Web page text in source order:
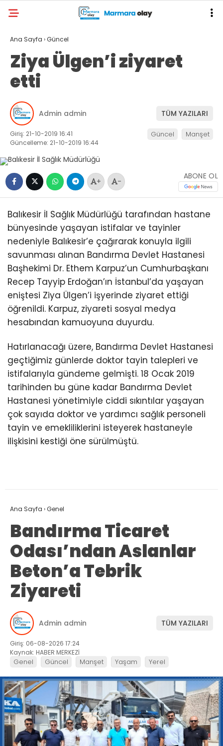
Ana Sayfa ›Güncel
Ziya Ülgen’i ziyaret
etti
Admin admin TÜM YAZILARI
Giriş: 21-10-2019 16:41
Güncelleme: 21-10-2019 16:44
Güncel Manşet
+ -
ABONE OL
Balıkesir İl Sağlık Müdürlüğü tarafından hastane
bünyesinde yaşayan istifalar ve tayinler
nedeniyle Balıkesir’e çağırarak konuyla ilgili
savunması alınan Bandırma Devlet Hastanesi
Başhekimi Dr. Ethem Karpuz’un Cumhurbaşkanı
Recep Tayyip Erdoğan’ın İstanbul’da yaşayan
eniştesi Ziya Ülgen’i işyerinde ziyaret ettiği
öğrenildi. Karpuz, ziyareti sosyal medya
hesabından kamuoyuna duyurdu.
Hatırlanacağı üzere, Bandırma Devlet Hastanesi
geçtiğimiz günlerde doktor tayin talepleri ve
istifalarıyla gündeme gelmişti. 18 Ocak 2019
tarihinden bu güne kadar Bandırma Devlet
Hastanesi yönetimiyle ciddi sıkıntılar yaşayan
çok sayıda doktor ve yardımcı sağlık personeli
tayin ve emekliliklerini isteyerek hastaneyle
ilişkisini kestiği öne sürülmüştü.
Ana Sayfa ›Genel
Bandırma Ticaret
Odası’ndan Aslanlar
Beton’a Tebrik
Ziyareti
Admin admin TÜM YAZILARI
Giriş: 06-08-2026 17:24
Kaynak: HABER MERKEZİ
Genel Güncel Manşet Yaşam Yerel